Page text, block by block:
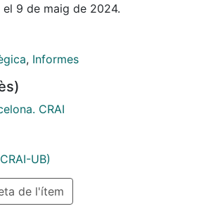
9 de maig de 2024.
, Informes
CRAI
UB)
de l'ítem